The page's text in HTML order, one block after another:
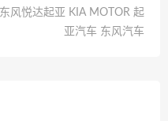
东风悦达起亚 KIA MOTOR 起
亚汽车 东风汽车